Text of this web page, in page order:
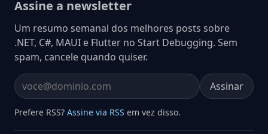
Assine a newsletter
Um resumo semanal dos melhores posts sobre
.NET, C#, MAUI e Flutter no Start Debugging. Sem
spam, cancele quando quiser.
Email address Assinar
Prefere RSS? Assine via RSS em vez disso.